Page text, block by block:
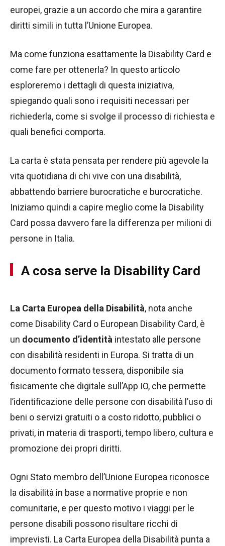
europei, grazie a un accordo che mira a garantire
diritti simili in tutta l’Unione Europea.
Ma come funziona esattamente la Disability Card e
come fare per ottenerla? In questo articolo
esploreremo i dettagli di questa iniziativa,
spiegando quali sono i requisiti necessari per
richiederla, come si svolge il processo di richiesta e
quali benefici comporta.
La carta è stata pensata per rendere più agevole la
vita quotidiana di chi vive con una disabilità,
abbattendo barriere burocratiche e burocratiche.
Iniziamo quindi a capire meglio come la Disability
Card possa davvero fare la differenza per milioni di
persone in Italia.
A cosa serve la Disability Card
La Carta Europea della Disabilità, nota anche
come Disability Card o European Disability Card, è
un documento d’identità intestato alle persone
con disabilità residenti in Europa. Si tratta di un
documento formato tessera, disponibile sia
fisicamente che digitale sull’App IO, che permette
l’identificazione delle persone con disabilità l’uso di
beni o servizi gratuiti o a costo ridotto, pubblici o
privati, in materia di trasporti, tempo libero, cultura e
promozione dei propri diritti.
Ogni Stato membro dell’Unione Europea riconosce
la disabilità in base a normative proprie e non
comunitarie, e per questo motivo i viaggi per le
persone disabili possono risultare ricchi di
imprevisti. La Carta Europea della Disabilità punta a